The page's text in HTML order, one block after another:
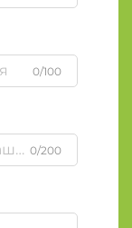
0/100
0/200